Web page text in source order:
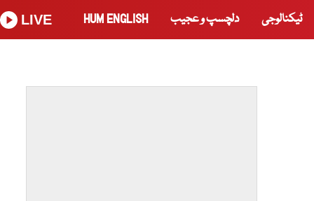
ٹیکنالوجی دلچسپ و عجیب HUM ENGLISH
LIVE